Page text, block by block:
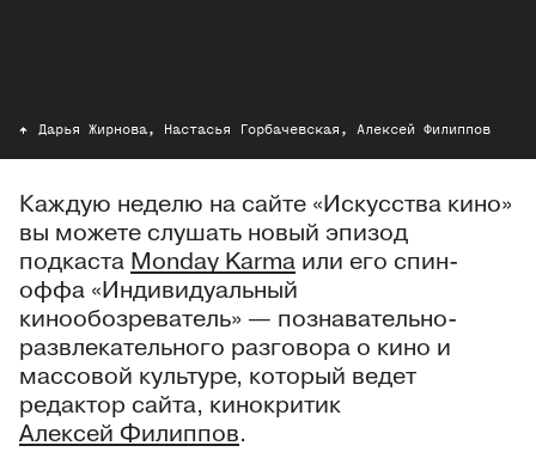
Дарья Жирнова, Настасья Горбачевская, Алексей Филиппов
Каждую неделю на сайте «Искусства кино»
вы можете слушать новый эпизод
подкаста Monday Karma или его спин-
оффа «Индивидуальный
кинообозреватель» — познавательно-
развлекательного разговора о кино и
массовой культуре, который ведет
редактор сайта, кинокритик
Алексей Филиппов.